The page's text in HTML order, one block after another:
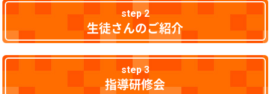
step 2
生徒さんのご紹介
step 3
指導研修会